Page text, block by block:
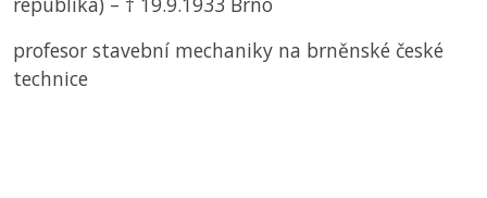
profesor stavební mechaniky na brněnské české
technice